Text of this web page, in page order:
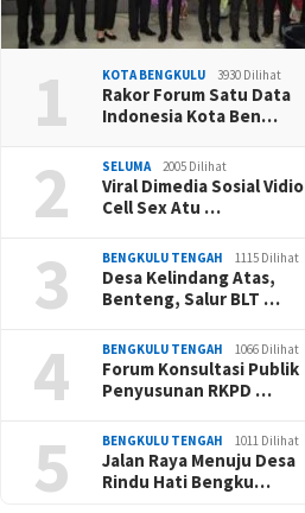
1 KOTA BENGKULU 3930 Dilihat
Rakor Forum Satu Data
Indonesia Kota Ben…
2 SELUMA 2005 Dilihat
Viral Dimedia Sosial Vidio
Cell Sex Atu …
3 BENGKULU TENGAH 1115 Dilihat
Desa Kelindang Atas,
Benteng, Salur BLT …
4 BENGKULU TENGAH 1066 Dilihat
Forum Konsultasi Publik
Penyusunan RKPD …
5 BENGKULU TENGAH 1011 Dilihat
Jalan Raya Menuju Desa
Rindu Hati Bengku…